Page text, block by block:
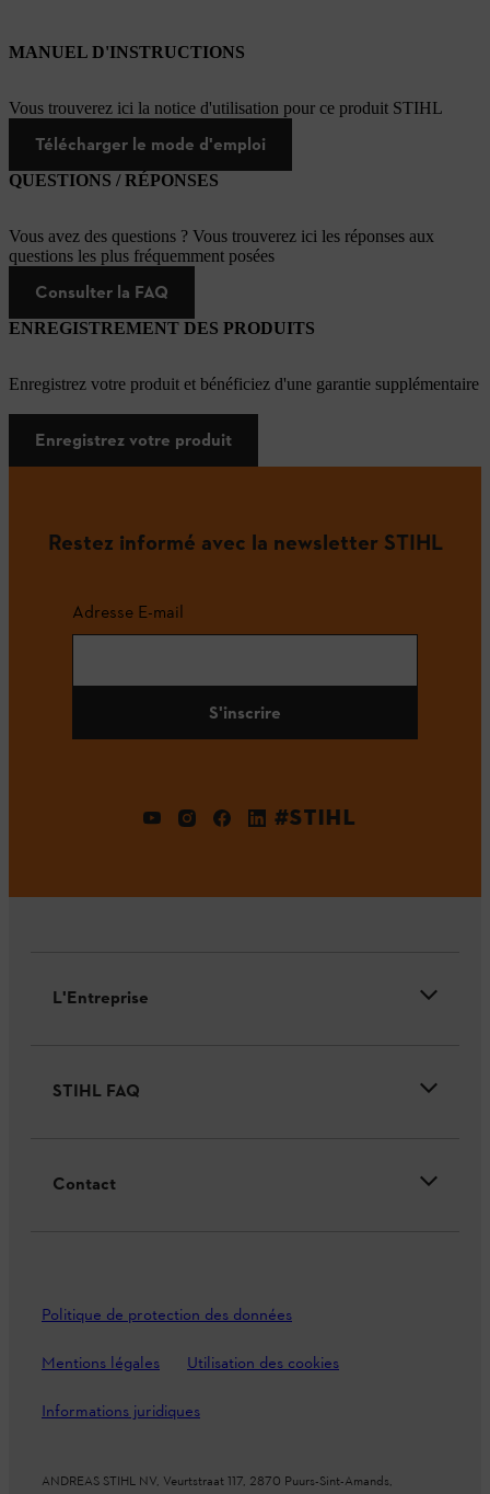
MANUEL D'INSTRUCTIONS
Vous trouverez ici la notice d'utilisation pour ce produit STIHL
Télécharger le mode d'emploi
QUESTIONS / RÉPONSES
Vous avez des questions ? Vous trouverez ici les réponses aux
questions les plus fréquemment posées
Consulter la FAQ
ENREGISTREMENT DES PRODUITS
Enregistrez votre produit et bénéficiez d'une garantie supplémentaire
Enregistrez votre produit
Restez informé avec la newsletter STIHL
Adresse E-mail
S'inscrire
#STIHL
L'Entreprise
STIHL FAQ
Contact
Politique de protection des données
Mentions légales Utilisation des cookies
Informations juridiques
ANDREAS STIHL NV, Veurtstraat 117, 2870 Puurs-Sint-Amands,